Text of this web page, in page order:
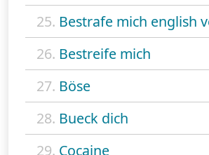
25. Bestrafe mich english
26. Bestreife mich
27. Böse
28. Bueck dich
29. Cocaine